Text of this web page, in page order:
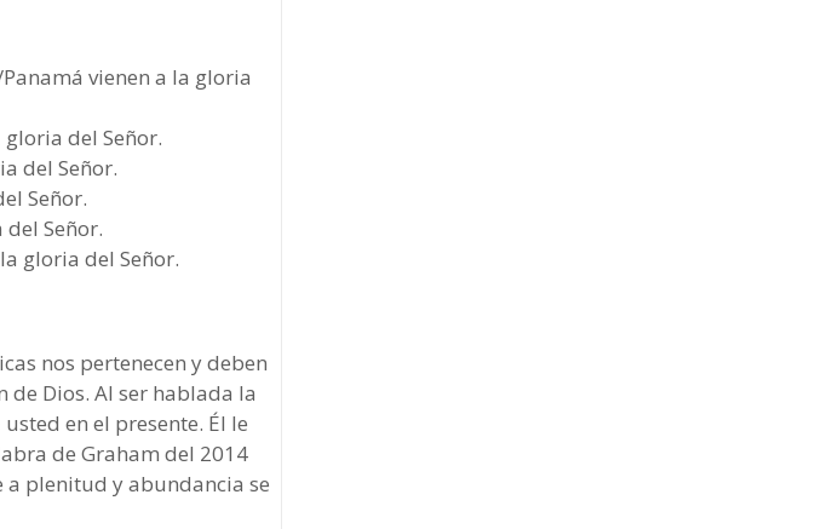
vienen a la gloria
del Señor.
del Señor.
Señor.
Señor.
gloria del Señor.
nos pertenecen y deben
de Dios. Al ser hablada la
en el presente. Él le
de Graham del 2014
a plenitud y abundancia se